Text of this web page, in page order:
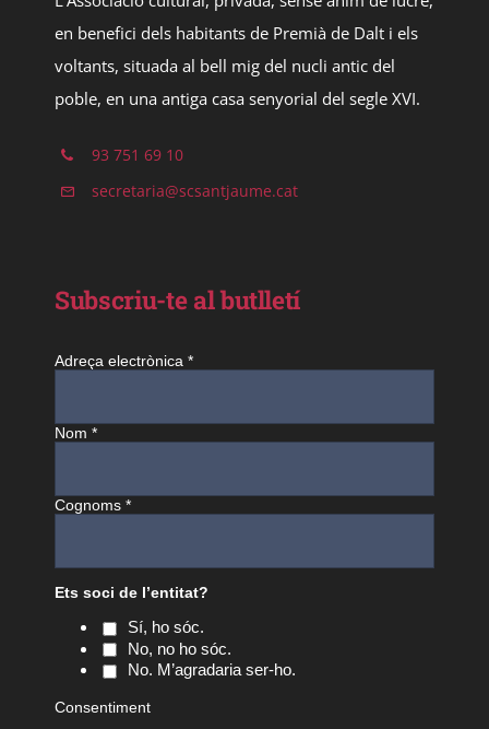
en benefici dels habitants de Premià de Dalt i els
voltants, situada al bell mig del nucli antic del
poble, en una antiga casa senyorial del segle XVI.
93 751 69 10
secretaria@scsantjaume.cat
Subscriu-te al butlletí
Adreça electrònica *
Nom *
Cognoms *
Ets soci de l’entitat?
Sí, ho sóc.
No, no ho sóc.
No. M’agradaria ser-ho.
Consentiment